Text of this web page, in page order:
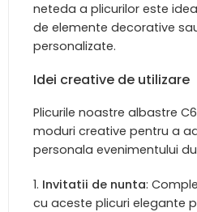
neteda a plicurilor este
de elemente decorative
personalizate.
Idei creative de utilizare
Plicurile noastre albastre
moduri creative pentru a
personala evenimentului
Invitatii de nunta:
cu aceste plicuri elegante